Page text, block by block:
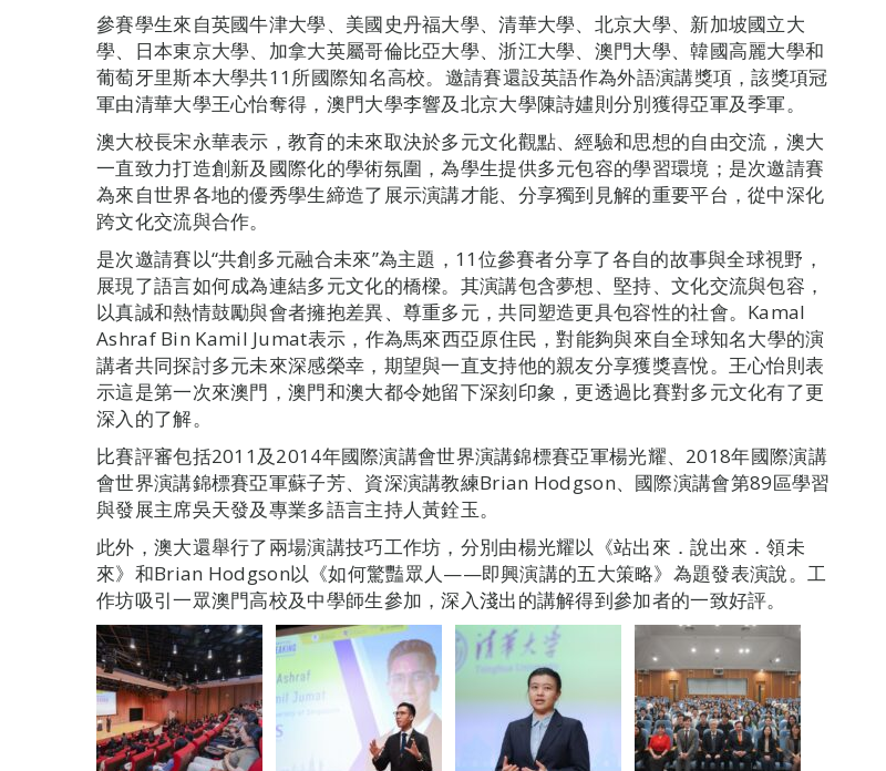
參賽學生來自英國牛津大學、美國史丹福大學、清華大學、北京大學、新加坡國立大
學、日本東京大學、加拿大英屬哥倫比亞大學、浙江大學、澳門大學、韓國高麗大學和
葡萄牙里斯本大學共11所國際知名高校。邀請賽還設英語作為外語演講獎項，該獎項冠
軍由清華大學王心怡奪得，澳門大學李響及北京大學陳詩嫿則分別獲得亞軍及季軍。
澳大校長宋永華表示，教育的未來取決於多元文化觀點、經驗和思想的自由交流，澳大
一直致力打造創新及國際化的學術氛圍，為學生提供多元包容的學習環境；是次邀請賽
為來自世界各地的優秀學生締造了展示演講才能、分享獨到見解的重要平台，從中深化
跨文化交流與合作。
是次邀請賽以“共創多元融合未來”為主題，11位參賽者分享了各自的故事與全球視野，
展現了語言如何成為連結多元文化的橋樑。其演講包含夢想、堅持、文化交流與包容，
以真誠和熱情鼓勵與會者擁抱差異、尊重多元，共同塑造更具包容性的社會。Kamal
Ashraf Bin Kamil Jumat表示，作為馬來西亞原住民，對能夠與來自全球知名大學的演
講者共同探討多元未來深感榮幸，期望與一直支持他的親友分享獲獎喜悅。王心怡則表
示這是第一次來澳門，澳門和澳大都令她留下深刻印象，更透過比賽對多元文化有了更
深入的了解。
比賽評審包括2011及2014年國際演講會世界演講錦標賽亞軍楊光耀、2018年國際演講
會世界演講錦標賽亞軍蘇子芳、資深演講教練Brian Hodgson、國際演講會第89區學習
與發展主席吳天發及專業多語言主持人黃銓玉。
此外，澳大還舉行了兩場演講技巧工作坊，分別由楊光耀以《站出來．說出來．領未
來》和Brian Hodgson以《如何驚豔眾人——即興演講的五大策略》為題發表演說。工
作坊吸引一眾澳門高校及中學師生參加，深入淺出的講解得到參加者的一致好評。